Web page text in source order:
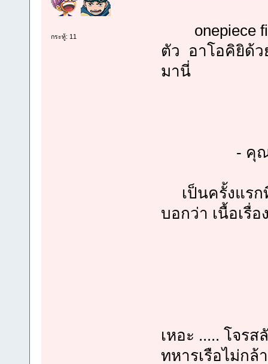
กระทู้: 11
onepiece
ตัว อาโอคิยิด้ว
มานี่
- คุณคิดว่า
เป็นครั้งแรก
บอกว่า เนื้อเรื่
เหอะ ..... โจร
ทหารเรือไม่กล้